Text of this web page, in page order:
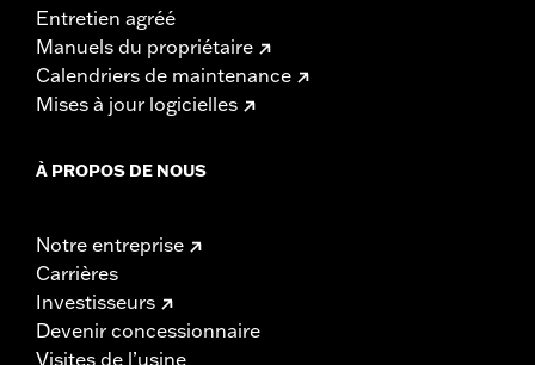
Entretien agréé
Manuels du propriétaire
Calendriers de maintenance
Mises à jour logicielles
À PROPOS DE NOUS
Notre entreprise
Carrières
Investisseurs
Devenir concessionnaire
Visites de l’usine